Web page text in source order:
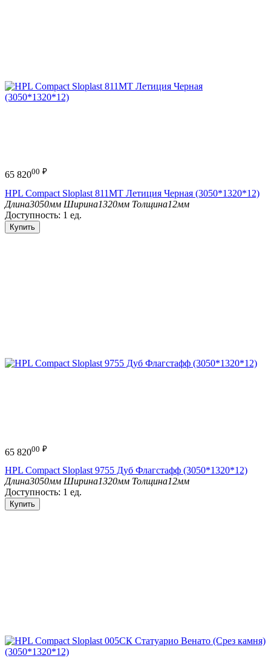
65 82000 ₽
HPL Compact Sloplast 811МТ Летиция Черная (3050*1320*12)
Длина3050мм Ширина1320мм Толщина12мм
Доступность: 1 ед.
Купить
65 82000 ₽
HPL Compact Sloplast 9755 Дуб Флагстафф (3050*1320*12)
Длина3050мм Ширина1320мм Толщина12мм
Доступность: 1 ед.
Купить